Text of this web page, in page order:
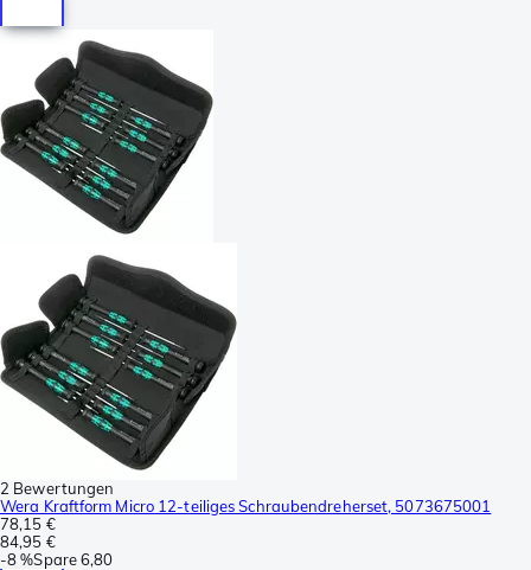
2 Bewertungen
Wera Kraftform Micro 12-teiliges Schraubendreherset, 5073675001
78,15 €
84,95 €
-8 %Spare6,80